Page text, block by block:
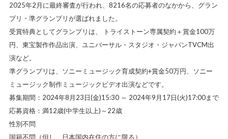
2025年2月に最終審査が行われ、8216名の応募者のなかから、グラン
プリ・準グランプリが選ばれました。
受賞特典としてグランプリは、 トライストーン専属契約＋賞金100万
円、東宝製作作品出演、ユニバーサル・スタジオ・ジャパンTVCM出
演など。
準グランプリは、ソニーミュージック育成契約+賞金50万円、ソニー
ミュージック制作ミュージックビデオ出演などです。
募集期間：2024年8月23日(金)15:30 ～ 2024年9月17日(火)17:00まで
応募資格：満12歳(中学生以上)～22歳
性別不問
国籍不問（但し、日本国内在住の方に限る）